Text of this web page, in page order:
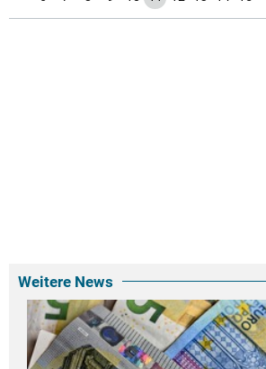
Weitere News